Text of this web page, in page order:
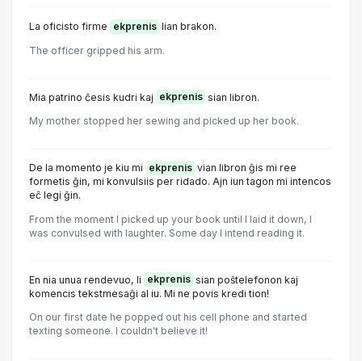
La oficisto firme ekprenis lian brakon.
The officer gripped his arm.
Mia patrino ĉesis kudri kaj ekprenis sian libron.
My mother stopped her sewing and picked up her book.
De la momento je kiu mi ekprenis vian libron ĝis mi ree
formetis ĝin, mi konvulsiis per ridado. Ajn iun tagon mi intencos
eĉ legi ĝin.
From the moment I picked up your book until I laid it down, I
was convulsed with laughter. Some day I intend reading it.
En nia unua rendevuo, li ekprenis sian poŝtelefonon kaj
komencis tekstmesaĝi al iu. Mi ne povis kredi tion!
On our first date he popped out his cell phone and started
texting someone. I couldn't believe it!